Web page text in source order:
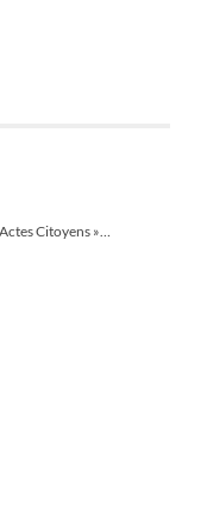
Citoyens »…